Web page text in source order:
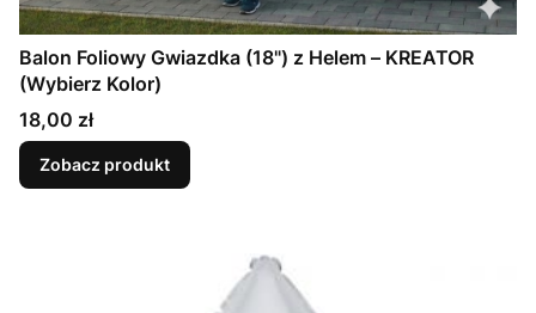
Balon Foliowy Gwiazdka (18") z Helem – KREATOR
(Wybierz Kolor)
Cena
18,00 zł
Zobacz produkt